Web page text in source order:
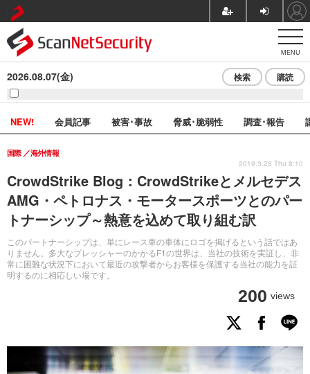
MENU
2026.08.07(金) 検索 購読
NEW! 会員記事 被害･事故 脅威･脆弱性 調査･報告
CrowdStrike Blog：CrowdStrikeとメルセデス
AMG・ペトロナス・モータースポーツとのパー
トナーシップ～熱意を込めて取り組む訳
このパートナーシップは、単にレース車の車体にロゴを掲げるという話ではあ
りません。多大なプレッシャーのかかるF1の世界は、当社の技術を実証し、非
常に困難な状況下において最近の攻撃者からお客様を保護する当社の能力を証
明するのに相応しい場です。
国際 海外情報
200 views
2019.3.28 Thu 8:10